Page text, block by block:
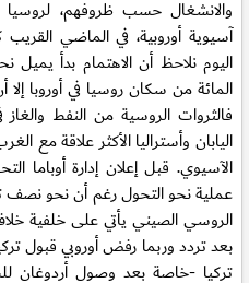
والانشغال حسب ظروفهم،
آسيوية أوروبية، في الماضي القريب
فالثروات الروسية من النفط
اليابان وأستراليا الأكثر علاقة مع
الآسيوي. قبل إعلان إدارة أوباما
عملية نحو التحول رغم أن نحو نصف
الروسي الصيني يأتي على خلفية
بعد تردد وربما رفض أوروبي قبول
تركيا -خاصة بعد وصول أردوغان